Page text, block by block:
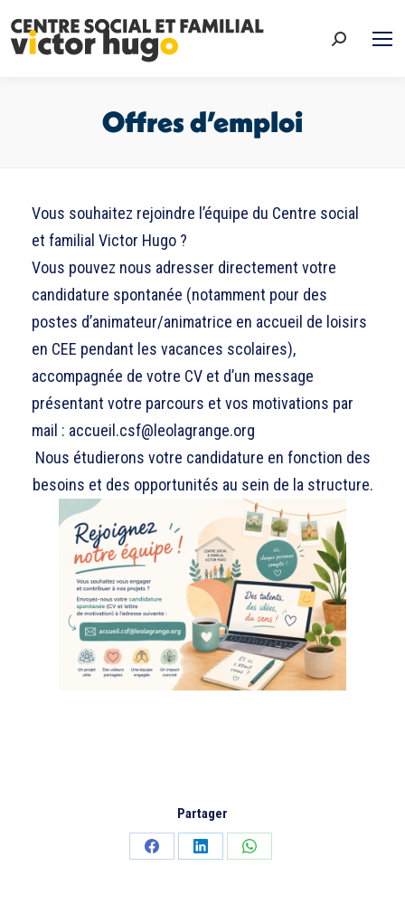
Recherche
Offres d’emploi
Vous souhaitez rejoindre l’équipe du Centre social
et familial Victor Hugo ?
Vous pouvez nous adresser directement votre
candidature spontanée (notamment pour des
postes d’animateur/animatrice en accueil de loisirs
en CEE pendant les vacances scolaires),
accompagnée de votre CV et d’un message
présentant votre parcours et vos motivations par
mail : accueil.csf@leolagrange.org
Nous étudierons votre candidature en fonction des
besoins et des opportunités au sein de la structure.
Partager
PartagerPartagerPartager